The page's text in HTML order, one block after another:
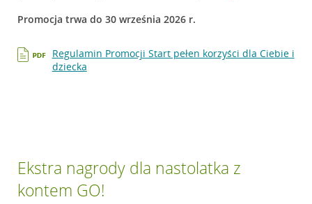
Promocja trwa do 30 września 2026 r.
Regulamin Promocji Start pełen korzyści dla Ciebie i
dziecka
Ekstra nagrody dla nastolatka z
kontem GO!